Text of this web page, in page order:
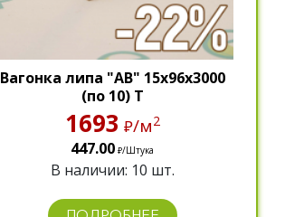
Вагонка липа "АВ" 15х96х3000
(по 10) Т
1693 ₽/м2
447.00 ₽/Штука
В наличии: 10 шт.